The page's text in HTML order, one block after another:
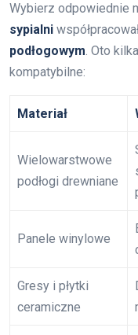
Wybierz odpowiednie
sypialni
podłogowym. Oto
kompatybilne:
Materiał
Wielowarstwowe
podłogi drewniane
Panele winylowe
Gresy i płytki
ceramiczne